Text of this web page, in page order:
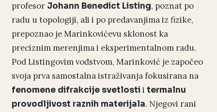
profesor Johann Benedict Listing, poznat po
radu u topologiji, ali i po predavanjima iz fizike,
prepoznao je Marinkovićevu sklonost ka
preciznim merenjima i eksperimentalnom radu.
Pod Listingovim vođstvom, Marinković je započeo
svoja prva samostalna istraživanja fokusirana na
fenomene difrakcije svetlosti i termalnu
provodljivost raznih materijala. Njegovi rani